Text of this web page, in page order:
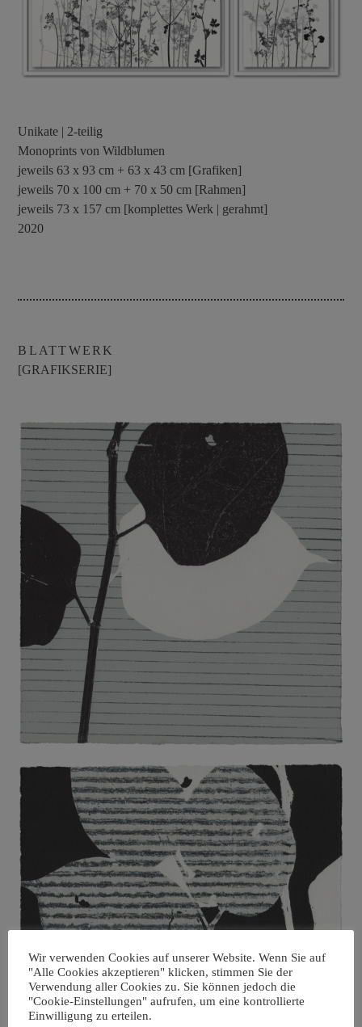
Unikate | 2-teilig
Monoprints von Wildblumen
jeweils 63 x 93 cm + 63 x 43 cm [Grafiken]
jeweils 70 x 100 cm + 70 x 50 cm [Rahmen]
jeweils 73 x 157 cm [komplettes Werk | gerahmt]
2020
BLATTWERK
[GRAFIKSERIE]
Wir verwenden Cookies auf unserer Website. Wenn Sie auf
"Alle Cookies akzeptieren" klicken, stimmen Sie der
Verwendung aller Cookies zu. Sie können jedoch die
"Cookie-Einstellungen" aufrufen, um eine kontrollierte
Einwilligung zu erteilen.